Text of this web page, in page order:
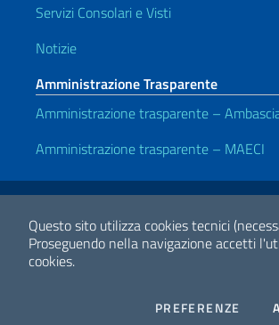
Questo sito utilizza cookies tecnici
Proseguendo nella navigazione accetti
cookies.
PREFERENZE
Servizi Consolari e Visti
Notizie
Amministrazione Trasparente
Amministrazione trasparente –
Amministrazione trasparente – MAECI
Link Utili